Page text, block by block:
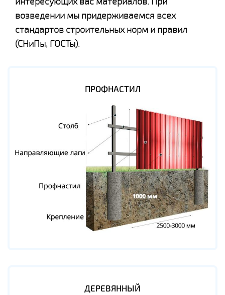
возведении мы придерживаемся всех
стандартов строительных норм и правил
(СНиПы, ГОСТы).
ПРОФНАСТИЛ
ДЕРЕВЯННЫЙ